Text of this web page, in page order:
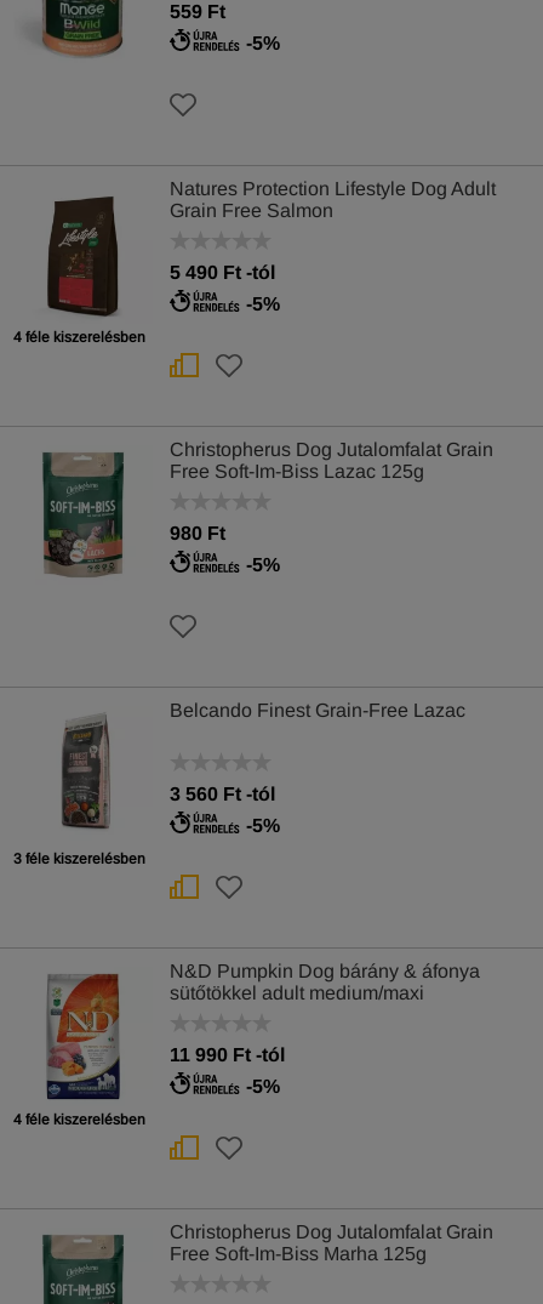
559 Ft
-5%
4 féle kiszerelésben
Natures Protection Lifestyle Dog Adult
Grain Free Salmon
5 490 Ft -tól
-5%
Christopherus Dog Jutalomfalat Grain
Free Soft-Im-Biss Lazac 125g
980 Ft
-5%
3 féle kiszerelésben
Belcando Finest Grain-Free Lazac
3 560 Ft -tól
-5%
4 féle kiszerelésben
N&D Pumpkin Dog bárány & áfonya
sütőtökkel adult medium/maxi
11 990 Ft -tól
-5%
Christopherus Dog Jutalomfalat Grain
Free Soft-Im-Biss Marha 125g